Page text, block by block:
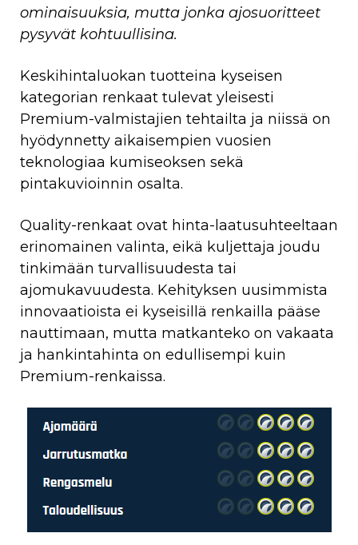
ominaisuuksia, mutta jonka ajosuoritteet
pysyvät kohtuullisina.
Keskihintaluokan tuotteina kyseisen
kategorian renkaat tulevat yleisesti
Premium-valmistajien tehtailta ja niissä on
hyödynnetty aikaisempien vuosien
teknologiaa kumiseoksen sekä
pintakuvioinnin osalta.
Quality-renkaat ovat hinta-laatusuhteeltaan
erinomainen valinta, eikä kuljettaja joudu
tinkimään turvallisuudesta tai
ajomukavuudesta. Kehityksen uusimmista
innovaatioista ei kyseisillä renkailla pääse
nauttimaan, mutta matkanteko on vakaata
ja hankintahinta on edullisempi kuin
Premium-renkaissa.